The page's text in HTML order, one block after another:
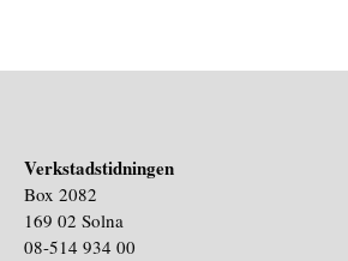
Verkstadstidningen
Box 2082
169 02 Solna
08-514 934 00